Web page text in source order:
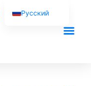
Русский